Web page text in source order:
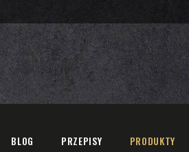
BLOG PRZEPISY PRODUKTY